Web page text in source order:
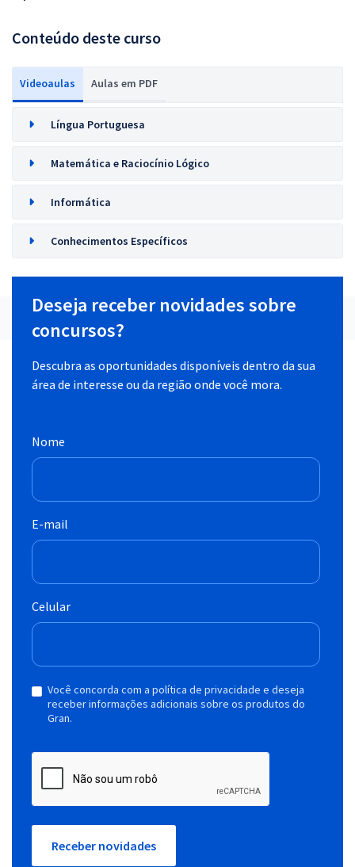
Conteúdo deste curso
Videoaulas Aulas em PDF
Língua Portuguesa
Matemática e Raciocínio Lógico
Informática
Conhecimentos Específicos
Deseja receber novidades sobre
concursos?
Descubra as oportunidades disponíveis dentro da sua
área de interesse ou da região onde você mora.
Nome
E-mail
Celular
Você concorda com a política de privacidade e deseja
receber informações adicionais sobre os produtos do
Gran.
Receber novidades